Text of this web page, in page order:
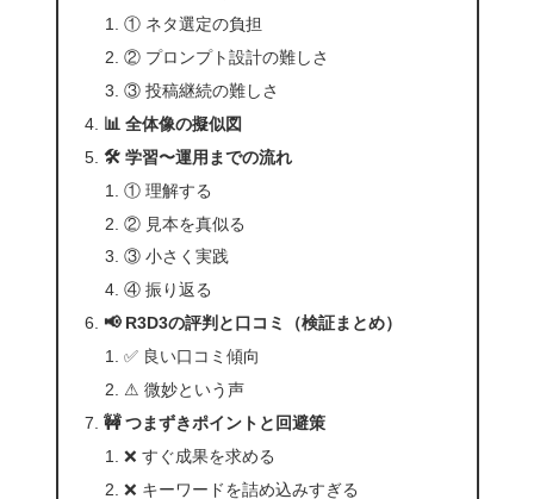
① ネタ選定の負担
② プロンプト設計の難しさ
③ 投稿継続の難しさ
📊 全体像の擬似図
🛠 学習〜運用までの流れ
① 理解する
② 見本を真似る
③ 小さく実践
④ 振り返る
📢 R3D3の評判と口コミ（検証まとめ）
✅ 良い口コミ傾向
⚠ 微妙という声
🚧 つまずきポイントと回避策
❌ すぐ成果を求める
❌ キーワードを詰め込みすぎる